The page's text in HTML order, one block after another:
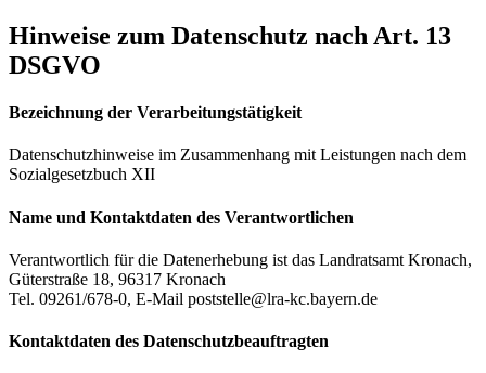
Hinweise zum Datenschutz nach Art. 13
DSGVO
Bezeichnung der Verarbeitungstätigkeit
Datenschutzhinweise im Zusammenhang mit Leistungen nach dem
Sozialgesetzbuch XII
Name und Kontaktdaten des Verantwortlichen
Verantwortlich für die Datenerhebung ist das Landratsamt Kronach,
Güterstraße 18, 96317 Kronach
Tel. 09261/678-0, E-Mail poststelle@lra-kc.bayern.de
Kontaktdaten des Datenschutzbeauftragten